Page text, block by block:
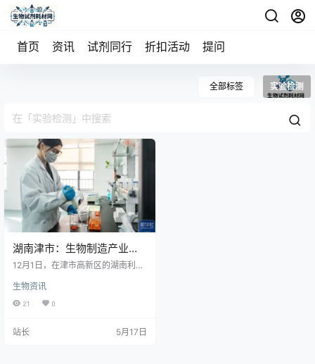
首页 资讯 试剂同行 折扣活动 提问
全部标签 实验检测
湖南津市：生物制造产业加
速发展
12月1日，在津市高新区的湖南利尔
作人员进行菌种发酵实验。 近年
来，湖南省常德市津市市大力发展
0多种，拥有超过2万立方米的发酵
生物资讯
21 0
站长 5月17日